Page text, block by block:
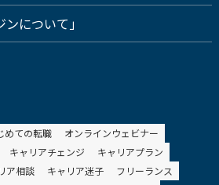
ンについて」
めての転職
オンラインウェビナー
キャリアチェンジ
キャリアプラン
ア相談 キャリア迷子
フリーランス